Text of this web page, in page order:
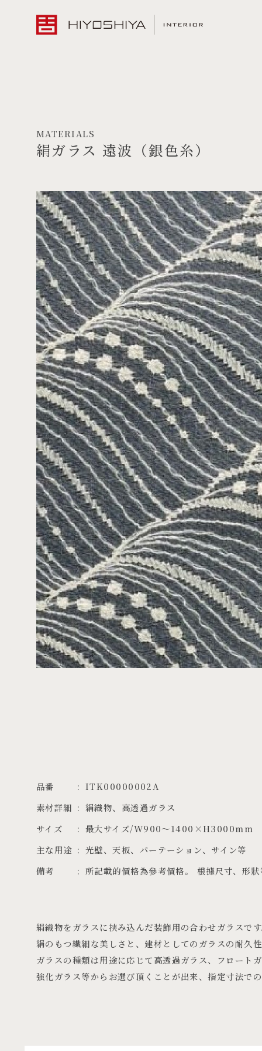
MATERIALS
絹ガラス 遠波（銀色糸）
品番
ITK00000002A
素材詳細
絹織物、高透過ガラス
サイズ
最大サイズ/W900～1400×H3000mm
主な用途
光壁、天板、パーテーション、サイン等
備考
所記載的價格為參考價格。 根據尺寸、形
絹織物をガラスに挟み込んだ装飾用の合わせガラスです
絹のもつ繊細な美しさと、建材としてのガラスの耐久
ガラスの種類は用途に応じて高透過ガラス、フロートガ
強化ガラス等からお選び頂くことが出来、指定寸法での